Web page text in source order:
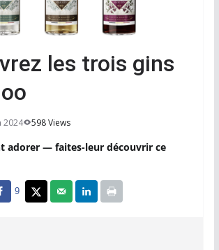
les trois gins
2024 598 Views
adorer — faites-leur découvrir ce
9